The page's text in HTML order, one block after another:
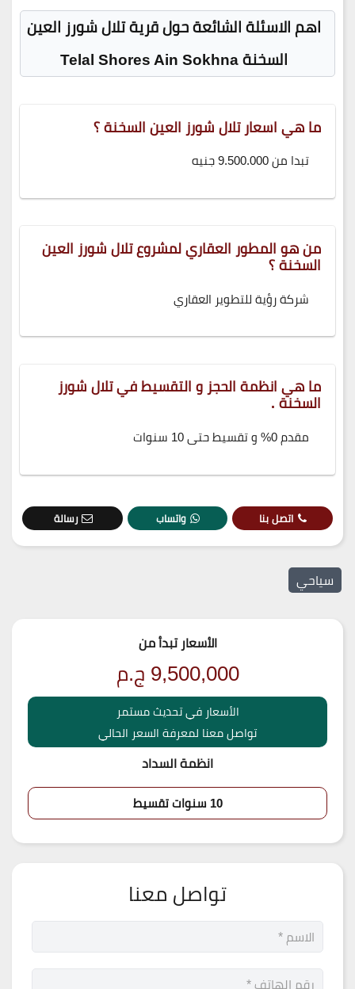
اهم الاسئلة الشائعة حول قرية تلال شورز العين
السخنة Telal Shores Ain Sokhna
ما هي اسعار تلال شورز العين السخنة ؟
تبدا من 9.500.000 جنيه
من هو المطور العقاري لمشروع تلال شورز العين
السخنة ؟
شركة رؤية للتطوير العقاري
ما هي انظمة الحجز و التقسيط في تلال شورز
السخنة .
مقدم 0% و تقسيط حتى 10 سنوات
اتصل بنا واتساب رسالة
سياحي
الأسعار تبدأ من
9,500,000ج.م
الأسعار في تحديث مستمر
تواصل معنا لمعرفة السعر الحالي
انظمة السداد
10 سنوات تقسيط
تواصل معنا